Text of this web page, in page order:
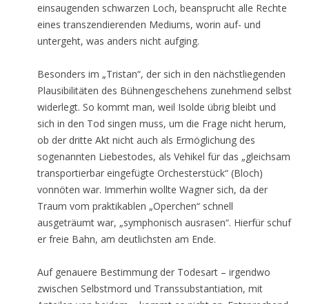
einsaugenden schwarzen Loch, beansprucht alle Rechte
eines transzendierenden Mediums, worin auf- und
untergeht, was anders nicht aufging.
Besonders im „Tristan“, der sich in den nächstliegenden
Plausibilitäten des Bühnengeschehens zunehmend selbst
widerlegt. So kommt man, weil Isolde übrig bleibt und
sich in den Tod singen muss, um die Frage nicht herum,
ob der dritte Akt nicht auch als Ermöglichung des
sogenannten Liebestodes, als Vehikel für das „gleichsam
transportierbar eingefügte Orchesterstück“ (Bloch)
vonnöten war. Immerhin wollte Wagner sich, da der
Traum vom praktikablen „Operchen“ schnell
ausgeträumt war, „symphonisch ausrasen“. Hierfür schuf
er freie Bahn, am deutlichsten am Ende.
Auf genauere Bestimmung der Todesart – irgendwo
zwischen Selbstmord und Transsubstantiation, mit